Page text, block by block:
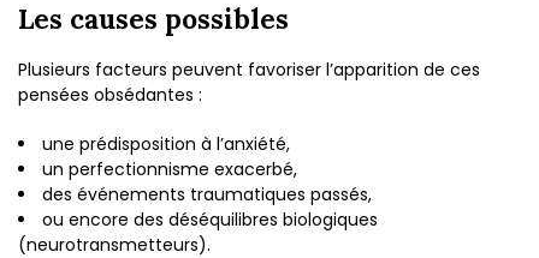
Les causes possibles
Plusieurs facteurs peuvent favoriser l’apparition de ces
pensées obsédantes :
une prédisposition à l’anxiété,
un perfectionnisme exacerbé,
des événements traumatiques passés,
ou encore des déséquilibres biologiques
(neurotransmetteurs).